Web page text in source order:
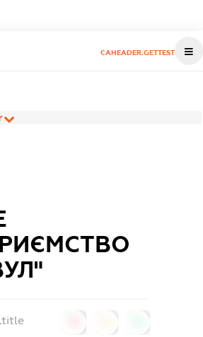
CAHEADER.GETTEST